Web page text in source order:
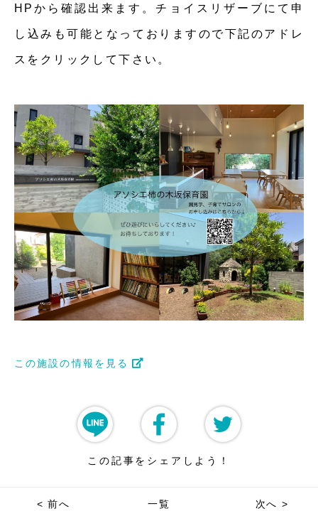
HPから確認出来ます。チョイスリザーブにて申
し込みも可能となっておりますので下記のアドレ
スをクリックして下さい。
この施設の情報を見る
この記事をシェアしよう！
< 前へ 一覧 次へ >